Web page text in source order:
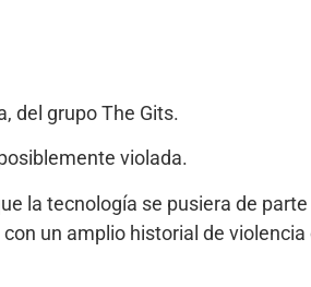
del grupo The Gits.
violada.
la tecnología se pusiera de
un amplio historial de